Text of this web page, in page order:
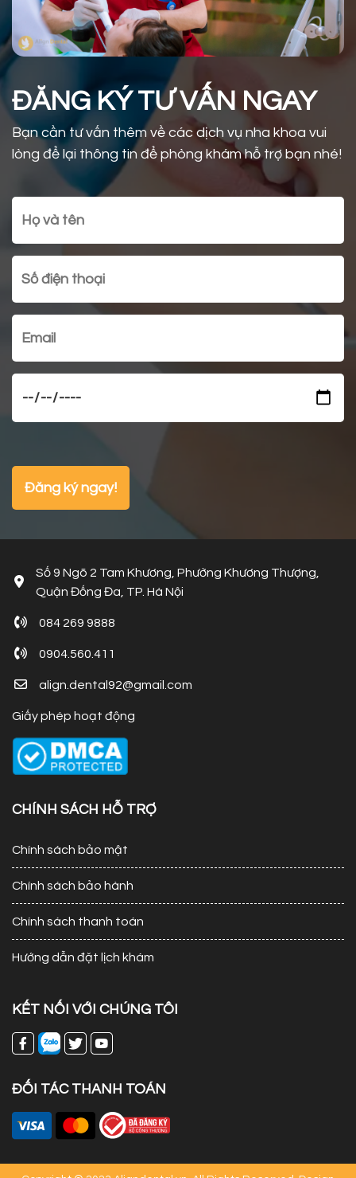
ĐĂNG KÝ TƯ VẤN NGAY
Bạn cần tư vấn thêm về các dịch vụ nha khoa vui
lòng để lại thông tin để phòng khám hỗ trợ bạn nhé!
Số 9 Ngõ 2 Tam Khương, Phường Khương Thượng,
Quận Đống Đa, TP. Hà Nội
084 269 9888
0904.560.411
align.dental92@gmail.com
Giấy phép hoạt động
CHÍNH SÁCH HỖ TRỢ
Chính sách bảo mật
Chính sách bảo hành
Chính sách thanh toán
Hướng dẫn đặt lịch khám
KẾT NỐI VỚI CHÚNG TÔI
ĐỐI TÁC THANH TOÁN